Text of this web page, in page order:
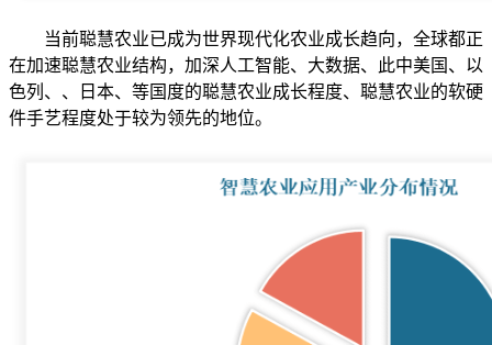
当前聪慧农业已成为世界现代化农业成长趋向，全球都正
在加速聪慧农业结构，加深人工智能、大数据、此中美国、以
色列、、日本、等国度的聪慧农业成长程度、聪慧农业的软硬
件手艺程度处于较为领先的地位。